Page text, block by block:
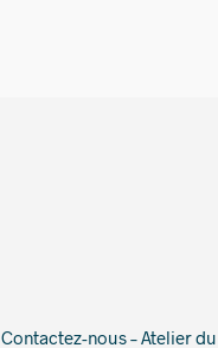
Contactez-nous – Atelier